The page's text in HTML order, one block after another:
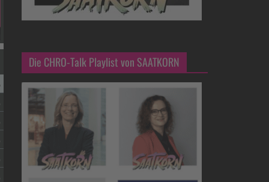
Die CHRO-Talk Playlist von SAATKORN